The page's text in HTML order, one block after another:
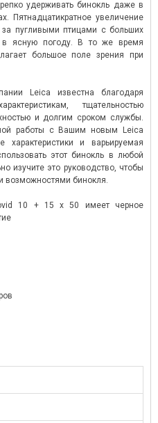
удерживать бинокль даже в
Пятнадцатикратное увеличение
пугливыми птицами с больших
в ясную погоду. В то же время
большое поле зрения при
Leica известна благодаря
тщательностью
и долгим сроком службы.
работы с Вашим новым Leica
и варьируемая
этот бинокль в любой
изучите это руководство, чтобы
возможностями бинокля.
10 + 15 x 50 имеет черное